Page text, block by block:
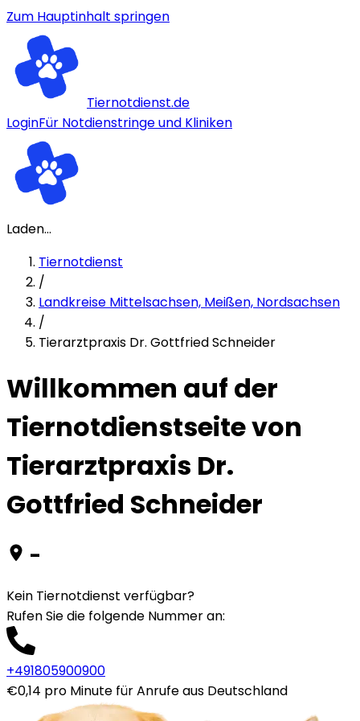
Zum Hauptinhalt springen
Tiernotdienst.de
LoginFür Notdienstringe und Kliniken
Laden...
Tiernotdienst
/
Landkreise Mittelsachsen, Meißen, Nordsachsen
/
Tierarztpraxis Dr. Gottfried Schneider
Willkommen auf der
Tiernotdienstseite von
Tierarztpraxis Dr.
Gottfried Schneider
-
Kein Tiernotdienst verfügbar?
Rufen Sie die folgende Nummer an:
+491805900900
€0,14 pro Minute für Anrufe aus Deutschland